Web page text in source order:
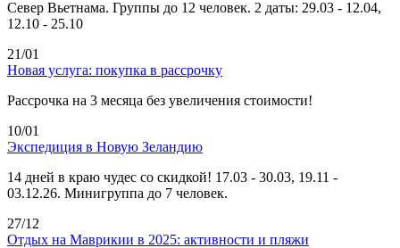
Север Вьетнама. Группы до 12 человек. 2 даты: 29.03 - 12.04,
12.10 - 25.10
21/01
Новая услуга: покупка в рассрочку
Рассрочка на 3 месяца без увеличения стоимости!
10/01
Экспедиция в Новую Зеландию
14 дней в краю чудес со скидкой! 17.03 - 30.03, 19.11 -
03.12.26. Минигруппа до 7 человек.
27/12
Отдых на Маврикии в 2025: активности и пляжи